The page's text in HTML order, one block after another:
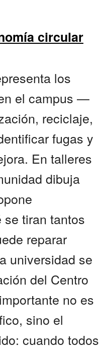
circular
los
el campus —
reciclaje,
fugas y
En talleres
dibuja
tiran tantos
reparar
universidad se
del Centro
no es
sino el
cuando todos